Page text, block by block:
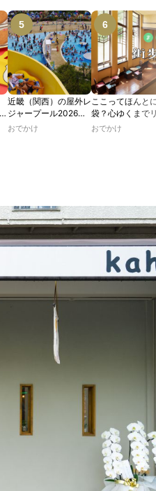
近畿（関西）の屋外レ
ジャープール2026！
ウォータースライダー
おでかけ
ここってほんと
袋？心ゆくまで
ッシュできる池袋
おでかけ